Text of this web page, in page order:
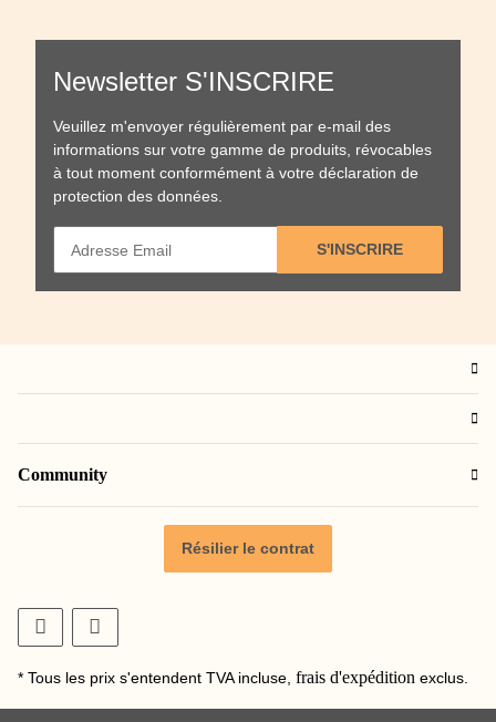
Newsletter S'INSCRIRE
Veuillez m'envoyer régulièrement par e-mail des
informations sur votre gamme de produits, révocables
à tout moment conformément à votre déclaration de
protection des données
S'INSCRIRE
Community
Résilier le contrat
* Tous les prix s'entendent TVA incluse, frais d'expédition exclus.